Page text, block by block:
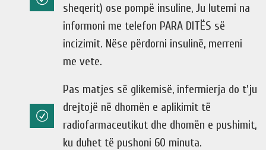
sheqerit) ose pompë insuline, Ju lutemi na
informoni me telefon PARA DITËS së
incizimit. Nëse përdorni insulinë, merreni
me vete.
Pas matjes së glikemisë, infermierja do t'ju
drejtojë në dhomën e aplikimit të
radiofarmaceutikut dhe dhomën e pushimit,
ku duhet të pushoni 60 minuta.